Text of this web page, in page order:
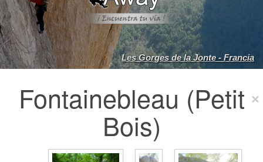
Les Gorges de la Jonte - Francia
Fontainebleau (Petit
Bois)